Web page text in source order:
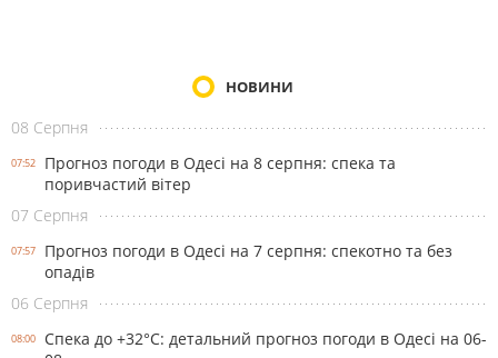
НОВИНИ
08 Серпня
07:52
Прогноз погоди в Одесі на 8 серпня: спека та
поривчастий вітер
07 Серпня
07:57
Прогноз погоди в Одесі на 7 серпня: спекотно та без
опадів
06 Серпня
08:00
Спека до +32°С: детальний прогноз погоди в Одесі на 06-